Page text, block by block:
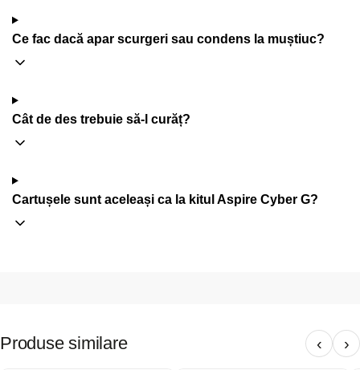
Ce fac dacă apar scurgeri sau condens la muștiuc?
Cât de des trebuie să-l curăț?
Cartușele sunt aceleași ca la kitul Aspire Cyber G?
Produse similare ‹ ›